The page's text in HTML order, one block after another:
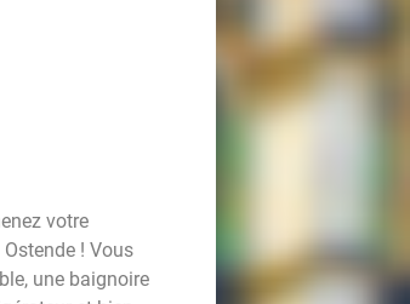
votre
! Vous
une baignoire